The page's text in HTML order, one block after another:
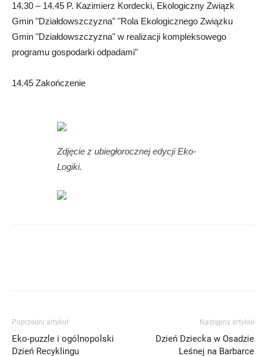
14.30 – 14.45 P. Kazimierz Kordecki, Ekologiczny Związk
Gmin "Działdowszczyzna" "Rola Ekologicznego Związku
Gmin "Działdowszczyzna" w realizacji kompleksowego
programu gospodarki odpadami"
14.45 Zakończenie
Zdjęcie z ubiegłorocznej edycji Eko-
Logiki.
Poprzedni artykuł
Eko-puzzle i ogólnopolski
Dzień Recyklingu
Następny artykuł
Dzień Dziecka w Osadzie
Leśnej na Barbarce